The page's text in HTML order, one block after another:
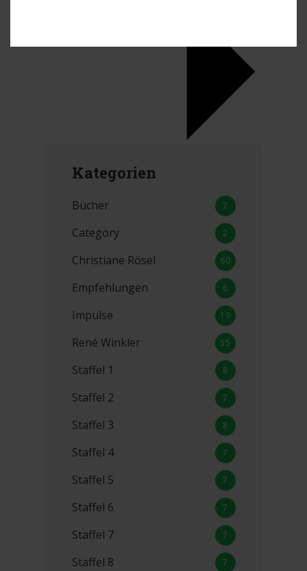
Kategorien
Bücher 7
Category 2
Christiane Rösel 60
Empfehlungen 6
Impulse 19
René Winkler 55
Staffel 1 8
Staffel 2 7
Staffel 3 8
Staffel 4 7
Staffel 5 7
Staffel 6 7
Staffel 7 7
Staffel 8 7